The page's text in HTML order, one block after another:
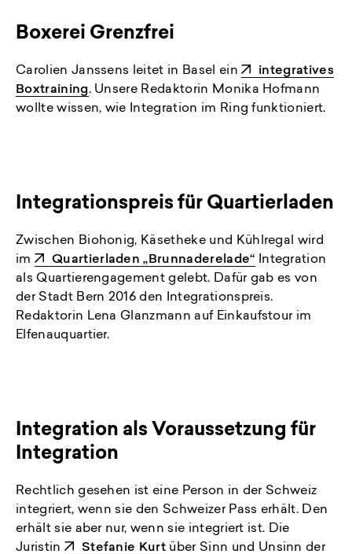
Boxerei Grenzfrei
Carolien Janssens leitet in Basel ein
integratives
Boxtraining. Unsere Redaktorin Monika Hofmann
wollte wissen, wie Integration im Ring funktioniert.
Integrationspreis für Quartierladen
Zwischen Biohonig, Käsetheke und Kühlregal wird
im
Quartierladen „Brunnaderelade“ Integration
als Quartierengagement gelebt. Dafür gab es von
der Stadt Bern 2016 den Integrationspreis.
Redaktorin Lena Glanzmann auf Einkaufstour im
Elfenauquartier.
Integration als Voraussetzung für
Integration
Rechtlich gesehen ist eine Person in der Schweiz
integriert, wenn sie den Schweizer Pass erhält. Den
erhält sie aber nur, wenn sie integriert ist. Die
Juristin
Stefanie Kurt über Sinn und Unsinn der